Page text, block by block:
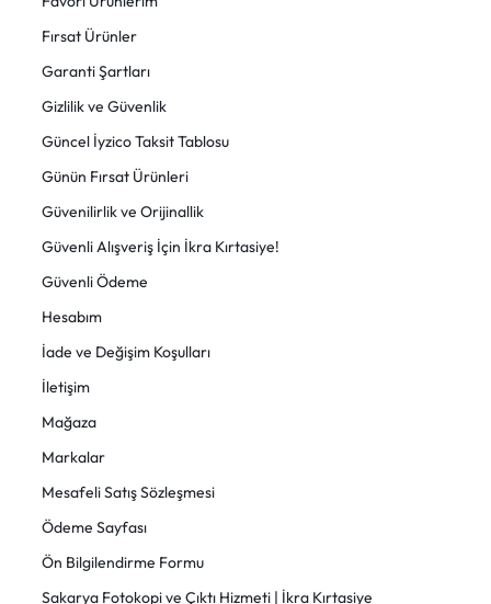
Fırsat Ürünler
Garanti Şartları
Gizlilik ve Güvenlik
Güncel İyzico Taksit Tablosu
Günün Fırsat Ürünleri
Güvenilirlik ve Orijinallik
Güvenli Alışveriş İçin İkra Kırtasiye!
Güvenli Ödeme
Hesabım
İade ve Değişim Koşulları
İletişim
Mağaza
Markalar
Mesafeli Satış Sözleşmesi
Ödeme Sayfası
Ön Bilgilendirme Formu
Sakarya Fotokopi ve Çıktı Hizmeti | İkra Kırtasiye